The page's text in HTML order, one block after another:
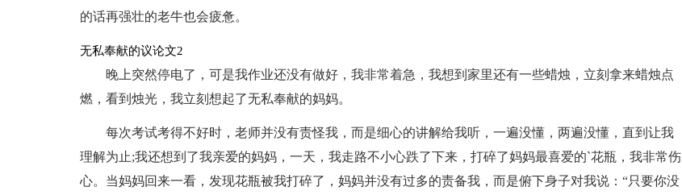
的话再强壮的老牛也会疲惫。
无私奉献的议论文2
晚上突然停电了，可是我作业还没有做好，我非常着急，我想到家里还有一些蜡烛，立刻拿来蜡烛点
燃，看到烛光，我立刻想起了无私奉献的妈妈。
每次考试考得不好时，老师并没有责怪我，而是细心的讲解给我听，一遍没懂，两遍没懂，直到让我
理解为止;我还想到了我亲爱的妈妈，一天，我走路不小心跌了下来，打碎了妈妈最喜爱的`花瓶，我非常伤
心。当妈妈回来一看，发现花瓶被我打碎了，妈妈并没有过多的责备我，而是俯下身子对我说：“只要你没